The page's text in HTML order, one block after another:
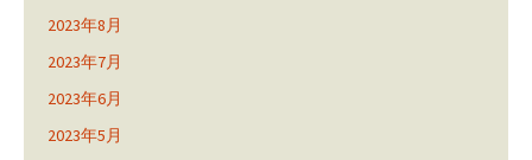
2023年8月
2023年7月
2023年6月
2023年5月